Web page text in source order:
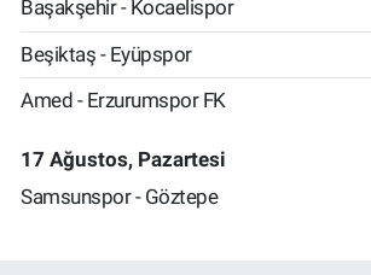
Başakşehir - Kocaelispor
Beşiktaş - Eyüpspor
Amed - Erzurumspor FK
17 Ağustos, Pazartesi
Samsunspor - Göztepe